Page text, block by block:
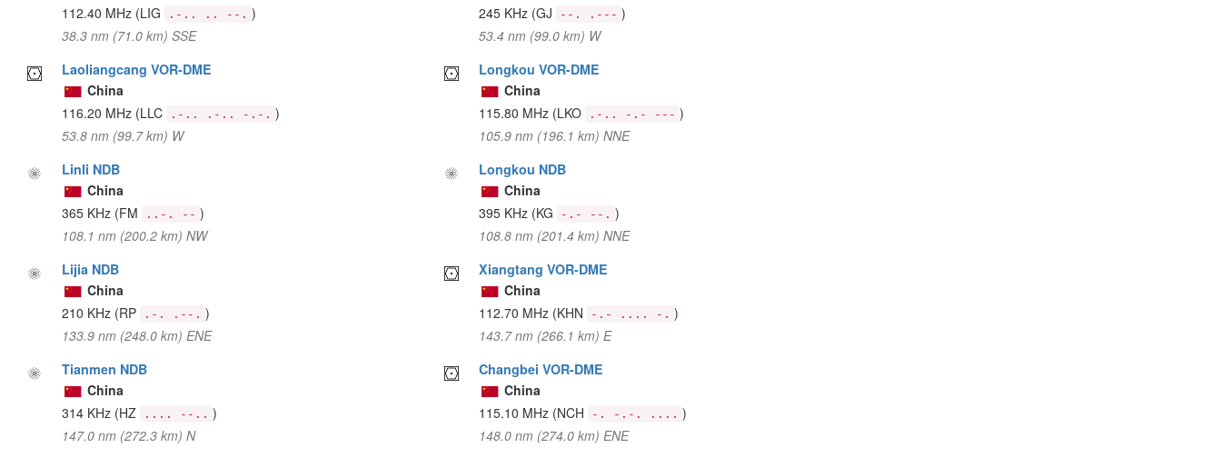
112.40 MHz (LIG .-.. .. --. )
38.3 nm (71.0 km) SSE
245 KHz (GJ --. .--- )
53.4 nm (99.0 km) W
Laoliangcang VOR-DME
China
116.20 MHz (LLC .-.. .-.. -.-. )
53.8 nm (99.7 km) W
Longkou VOR-DME
China
115.80 MHz (LKO .-.. -.- --- )
105.9 nm (196.1 km) NNE
Linli NDB
China
365 KHz (FM ..-. -- )
108.1 nm (200.2 km) NW
Longkou NDB
China
395 KHz (KG -.- --. )
108.8 nm (201.4 km) NNE
Lijia NDB
China
210 KHz (RP .-. .--. )
133.9 nm (248.0 km) ENE
Xiangtang VOR-DME
China
112.70 MHz (KHN -.- .... -. )
143.7 nm (266.1 km) E
Tianmen NDB
China
314 KHz (HZ .... --.. )
147.0 nm (272.3 km) N
Changbei VOR-DME
China
115.10 MHz (NCH -. -.-. .... )
148.0 nm (274.0 km) ENE